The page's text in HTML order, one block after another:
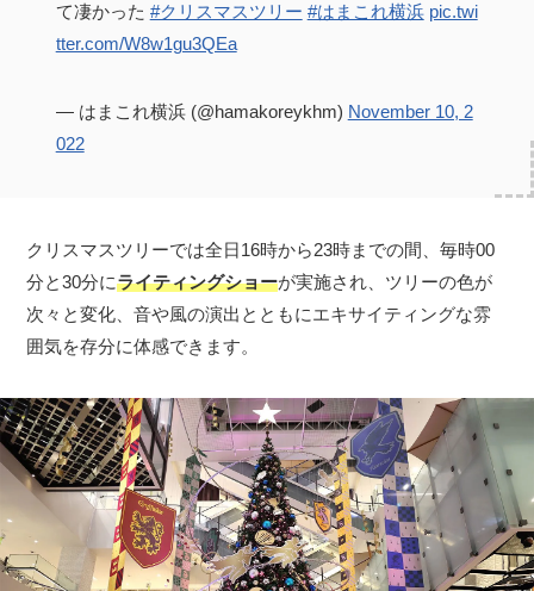
て凄かった #クリスマスツリー #はまこれ横浜 pic.twi
tter.com/W8w1gu3QEa
— はまこれ横浜 (@hamakoreykhm) November 10, 2
022
クリスマスツリーでは全日16時から23時までの間、毎時00
分と30分にライティングショーが実施され、ツリーの色が
次々と変化、音や風の演出とともにエキサイティングな雰
囲気を存分に体感できます。